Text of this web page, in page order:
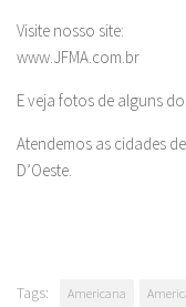
Visite nosso site:
www.JFMA.com.br
E veja fotos de alguns
Atendemos as cidades
D’Oeste.
Tags: Americana